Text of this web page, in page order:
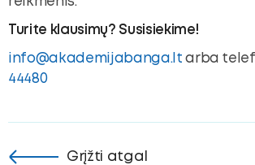
Turite klausimų? Susisiekime!
info@akademijabanga.lt arba
44480
Grįžti atgal